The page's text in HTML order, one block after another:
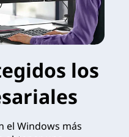
los
el Windows más